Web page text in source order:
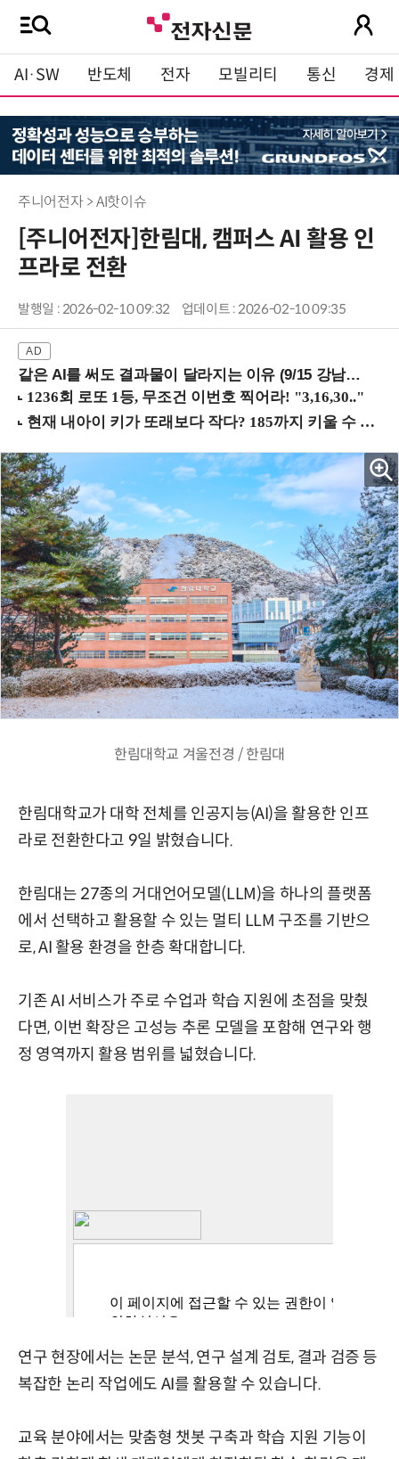
AI·SW 반도체 전자 모빌리티 통신 경제
주니어전자 > AI핫이슈
[주니어전자]한림대, 캠퍼스 AI 활용 인
프라로 전환
발행일 : 2026-02-10 09:32 업데이트 : 2026-02-10 09:35
같은 AI를 써도 결과물이 달라지는 이유 (9/15 강남역)
한림대학교 겨울전경 / 한림대
한림대학교가 대학 전체를 인공지능(AI)을 활용한 인프
라로 전환한다고 9일 밝혔습니다.
한림대는 27종의 거대언어모델(LLM)을 하나의 플랫폼
에서 선택하고 활용할 수 있는 멀티 LLM 구조를 기반으
로, AI 활용 환경을 한층 확대합니다.
기존 AI 서비스가 주로 수업과 학습 지원에 초점을 맞췄
다면, 이번 확장은 고성능 추론 모델을 포함해 연구와 행
정 영역까지 활용 범위를 넓혔습니다.
연구 현장에서는 논문 분석, 연구 설계 검토, 결과 검증 등
복잡한 논리 작업에도 AI를 활용할 수 있습니다.
교육 분야에서는 맞춤형 챗봇 구축과 학습 지원 기능이